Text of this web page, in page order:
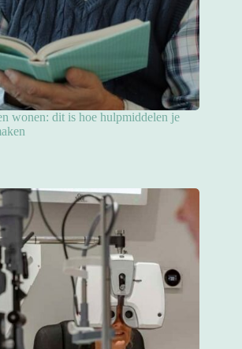
wonen: dit is hoe hulpmiddelen je